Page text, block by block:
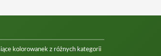
kolorowanek z różnych kategorii